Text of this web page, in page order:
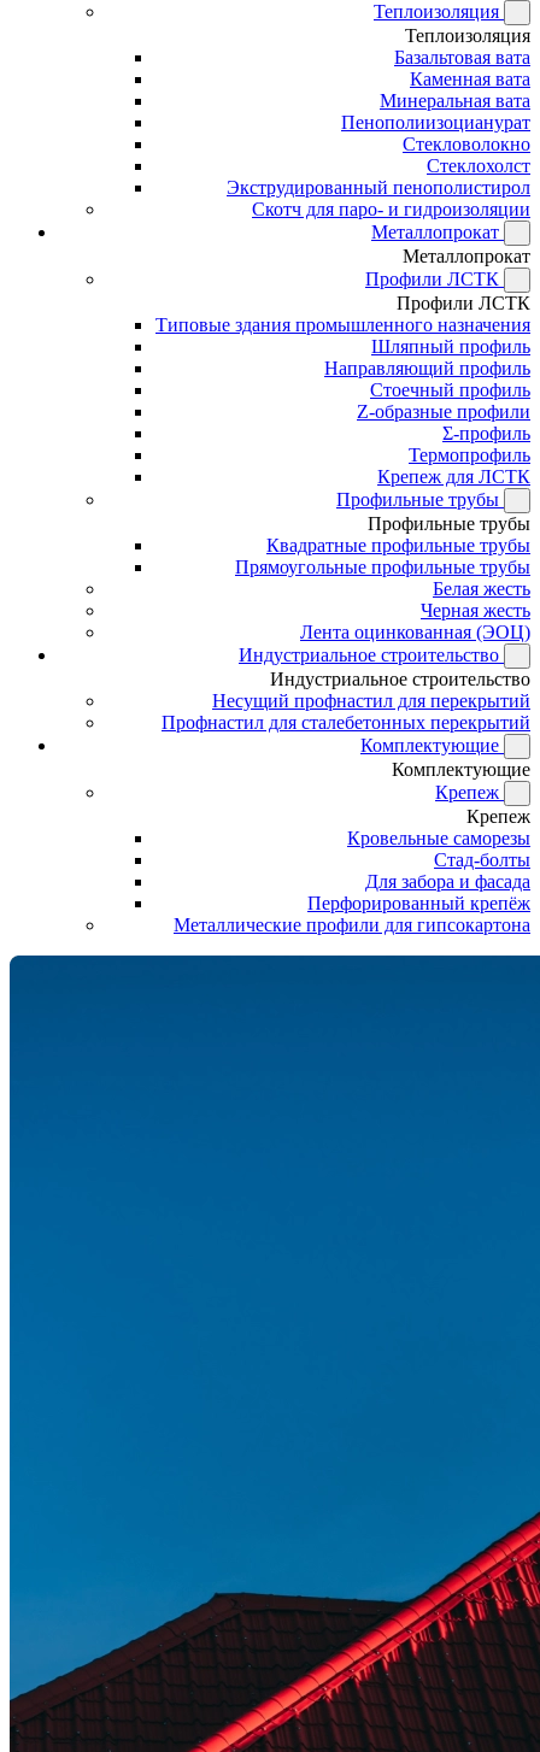
Теплоизоляция
Теплоизоляция
Базальтовая вата
Каменная вата
Минеральная вата
Пенополиизоцианурат
Стекловолокно
Стеклохолст
Экструдированный пенополистирол
Скотч для паро- и гидроизоляции
Металлопрокат
Металлопрокат
Профили ЛСТК
Профили ЛСТК
Типовые здания промышленного назначения
Шляпный профиль
Направляющий профиль
Стоечный профиль
Z-образные профили
Σ-профиль
Термопрофиль
Крепеж для ЛСТК
Профильные трубы
Профильные трубы
Квадратные профильные трубы
Прямоугольные профильные трубы
Белая жесть
Черная жесть
Лента оцинкованная (ЭОЦ)
Индустриальное строительство
Индустриальное строительство
Несущий профнастил для перекрытий
Профнастил для сталебетонных перекрытий
Комплектующие
Комплектующие
Крепеж
Крепеж
Кровельные саморезы
Стад-болты
Для забора и фасада
Перфорированный крепёж
Металлические профили для гипсокартона